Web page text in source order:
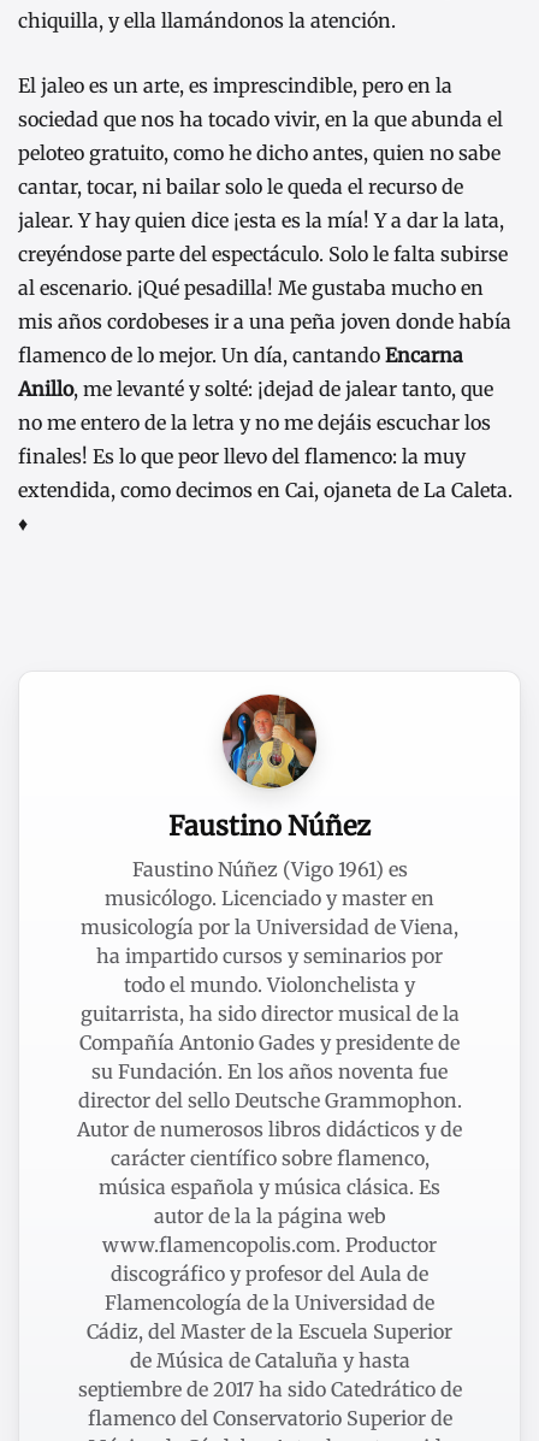
chiquilla, y ella llamándonos la atención.
El jaleo es un arte, es imprescindible, pero en la
sociedad que nos ha tocado vivir, en la que abunda el
peloteo gratuito, como he dicho antes, quien no sabe
cantar, tocar, ni bailar solo le queda el recurso de
jalear. Y hay quien dice ¡esta es la mía! Y a dar la lata,
creyéndose parte del espectáculo. Solo le falta subirse
al escenario. ¡Qué pesadilla! Me gustaba mucho en
mis años cordobeses ir a una peña joven donde había
flamenco de lo mejor. Un día, cantando Encarna
Anillo, me levanté y solté: ¡dejad de jalear tanto, que
no me entero de la letra y no me dejáis escuchar los
finales! Es lo que peor llevo del flamenco: la muy
extendida, como decimos en Cai, ojaneta de La Caleta.
♦
Faustino Núñez
Faustino Núñez (Vigo 1961) es
musicólogo. Licenciado y master en
musicología por la Universidad de Viena,
ha impartido cursos y seminarios por
todo el mundo. Violonchelista y
guitarrista, ha sido director musical de la
Compañía Antonio Gades y presidente de
su Fundación. En los años noventa fue
director del sello Deutsche Grammophon.
Autor de numerosos libros didácticos y de
carácter científico sobre flamenco,
música española y música clásica. Es
autor de la la página web
www.flamencopolis.com. Productor
discográfico y profesor del Aula de
Flamencología de la Universidad de
Cádiz, del Master de la Escuela Superior
de Música de Cataluña y hasta
septiembre de 2017 ha sido Catedrático de
flamenco del Conservatorio Superior de